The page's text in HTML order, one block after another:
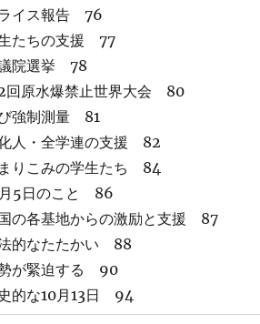
イス報告 76
たちの支援 77
院選挙 78
回原水爆禁止世界大会 80
強制測量 81
人・全学連の支援 82
りこみの学生たち 84
5日のこと 86
の各基地からの激励と支援 87
的なたたかい 88
が緊迫する 90
的な10月13日 94